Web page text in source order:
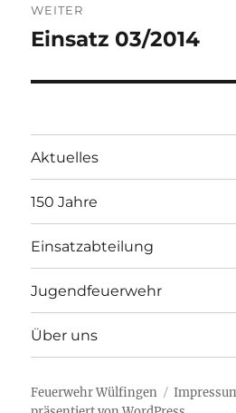
WEITER
Nächster
Einsatz 03/2014
Aktuelles
150 Jahre
Einsatzabteilung
Jugendfeuerwehr
Über uns
Feuerwehr Wülfingen